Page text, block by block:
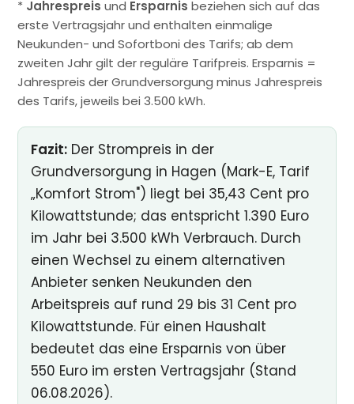
* Jahrespreis und Ersparnis beziehen sich auf das
erste Vertragsjahr und enthalten einmalige
Neukunden- und Sofortboni des Tarifs; ab dem
zweiten Jahr gilt der reguläre Tarifpreis. Ersparnis =
Jahrespreis der Grundversorgung minus Jahrespreis
des Tarifs, jeweils bei 3.500 kWh.
Fazit: Der Strompreis in der
Grundversorgung in Hagen (Mark-E, Tarif
„Komfort Strom") liegt bei 35,43 Cent pro
Kilowattstunde; das entspricht 1.390 Euro
im Jahr bei 3.500 kWh Verbrauch. Durch
einen Wechsel zu einem alternativen
Anbieter senken Neukunden den
Arbeitspreis auf rund 29 bis 31 Cent pro
Kilowattstunde. Für einen Haushalt
bedeutet das eine Ersparnis von über
550 Euro im ersten Vertragsjahr (Stand
06.08.2026).